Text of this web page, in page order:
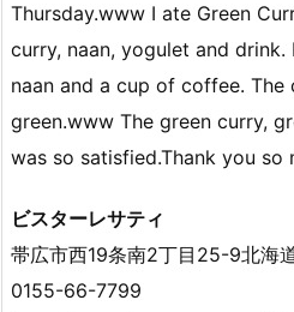
Thursday.www I ate Green
curry, naan, yogulet and
naan and a cup of coffee.
green.www The green curry,
was so satisfied.Thank you so
ビスターレサティ
帯広市西19条南2丁目25-9北海
0155-66-7799